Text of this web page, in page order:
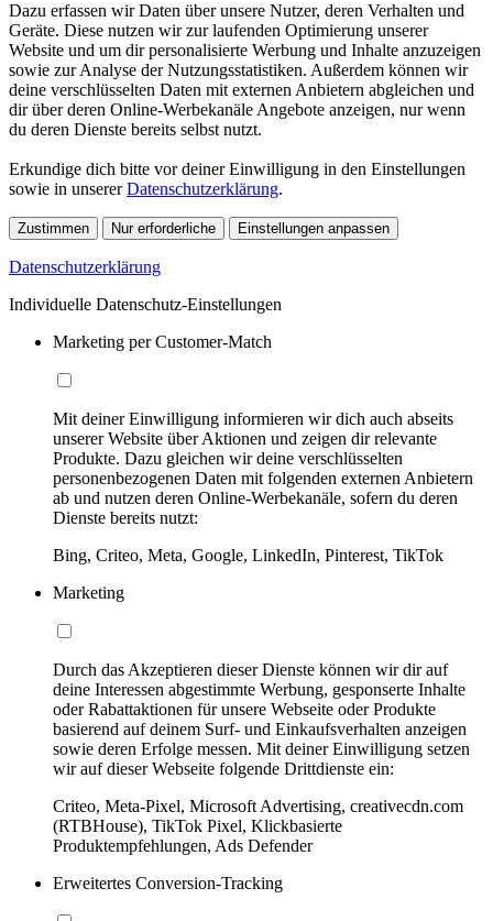
Dazu erfassen wir Daten über unsere Nutzer, deren Verhalten und
Geräte. Diese nutzen wir zur laufenden Optimierung unserer
Website und um dir personalisierte Werbung und Inhalte anzuzeigen
sowie zur Analyse der Nutzungsstatistiken. Außerdem können wir
deine verschlüsselten Daten mit externen Anbietern abgleichen und
dir über deren Online-Werbekanäle Angebote anzeigen, nur wenn
du deren Dienste bereits selbst nutzt.
Erkundige dich bitte vor deiner Einwilligung in den Einstellungen
sowie in unsererDatenschutzerklärung.
Zustimmen Nur erforderliche Einstellungen anpassen
Datenschutzerklärung
Individuelle Datenschutz-Einstellungen
Marketing per Customer-Match
Mit deiner Einwilligung informieren wir dich auch abseits
unserer Website über Aktionen und zeigen dir relevante
Produkte. Dazu gleichen wir deine verschlüsselten
personenbezogenen Daten mit folgenden externen Anbietern
ab und nutzen deren Online-Werbekanäle, sofern du deren
Dienste bereits nutzt:
Bing, Criteo, Meta, Google, LinkedIn, Pinterest, TikTok
Marketing
Durch das Akzeptieren dieser Dienste können wir dir auf
deine Interessen abgestimmte Werbung, gesponserte Inhalte
oder Rabattaktionen für unsere Webseite oder Produkte
basierend auf deinem Surf- und Einkaufsverhalten anzeigen
sowie deren Erfolge messen. Mit deiner Einwilligung setzen
wir auf dieser Webseite folgende Drittdienste ein:
Criteo, Meta-Pixel, Microsoft Advertising, creativecdn.com
(RTBHouse), TikTok Pixel, Klickbasierte
Produktempfehlungen, Ads Defender
Erweitertes Conversion-Tracking